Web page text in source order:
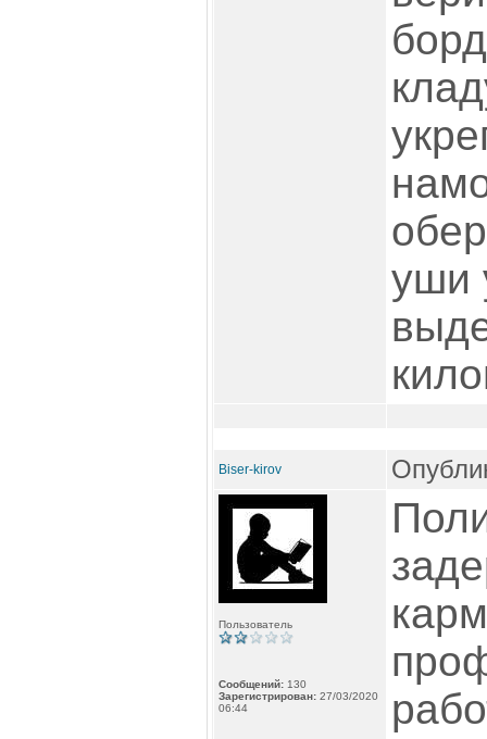
уши
Biser-kirov
Пользователь
Сообщений: 130
Зарегистрирован: 27/03/2020
06:44